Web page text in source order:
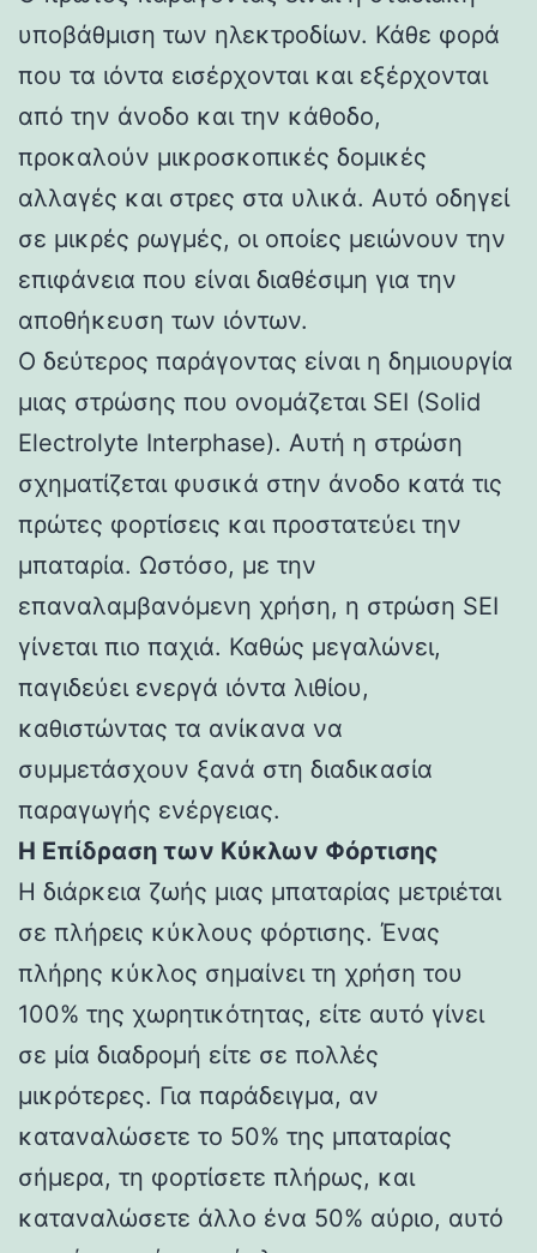
υποβάθμιση των ηλεκτροδίων. Κάθε φορά
που τα ιόντα εισέρχονται και εξέρχονται
από την άνοδο και την κάθοδο,
προκαλούν μικροσκοπικές δομικές
αλλαγές και στρες στα υλικά. Αυτό οδηγεί
σε μικρές ρωγμές, οι οποίες μειώνουν την
επιφάνεια που είναι διαθέσιμη για την
αποθήκευση των ιόντων.
Ο δεύτερος παράγοντας είναι η δημιουργία
μιας στρώσης που ονομάζεται SEI (Solid
Electrolyte Interphase). Αυτή η στρώση
σχηματίζεται φυσικά στην άνοδο κατά τις
πρώτες φορτίσεις και προστατεύει την
μπαταρία. Ωστόσο, με την
επαναλαμβανόμενη χρήση, η στρώση SEI
γίνεται πιο παχιά. Καθώς μεγαλώνει,
παγιδεύει ενεργά ιόντα λιθίου,
καθιστώντας τα ανίκανα να
συμμετάσχουν ξανά στη διαδικασία
παραγωγής ενέργειας.
Η Επίδραση των Κύκλων Φόρτισης
Η διάρκεια ζωής μιας μπαταρίας μετριέται
σε πλήρεις κύκλους φόρτισης. Ένας
πλήρης κύκλος σημαίνει τη χρήση του
100% της χωρητικότητας, είτε αυτό γίνει
σε μία διαδρομή είτε σε πολλές
μικρότερες. Για παράδειγμα, αν
καταναλώσετε το 50% της μπαταρίας
σήμερα, τη φορτίσετε πλήρως, και
καταναλώσετε άλλο ένα 50% αύριο, αυτό